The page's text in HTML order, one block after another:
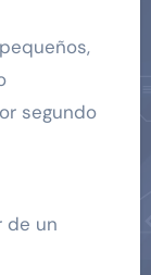
segundo
de un